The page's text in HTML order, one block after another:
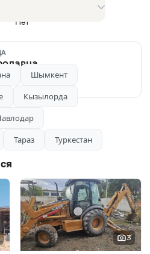
Нет
3
Шымкент
Кызылорда
Тараз Туркестан